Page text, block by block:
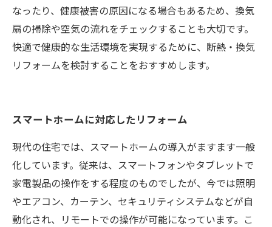
なったり、健康被害の原因になる場合もあるため、換気
扇の掃除や空気の流れをチェックすることも大切です。
快適で健康的な生活環境を実現するために、断熱・換気
リフォームを検討することをおすすめします。
スマートホームに対応したリフォーム
現代の住宅では、スマートホームの導入がますます一般
化しています。従来は、スマートフォンやタブレットで
家電製品の操作をする程度のものでしたが、今では照明
やエアコン、カーテン、セキュリティシステムなどが自
動化され、リモートでの操作が可能になっています。こ